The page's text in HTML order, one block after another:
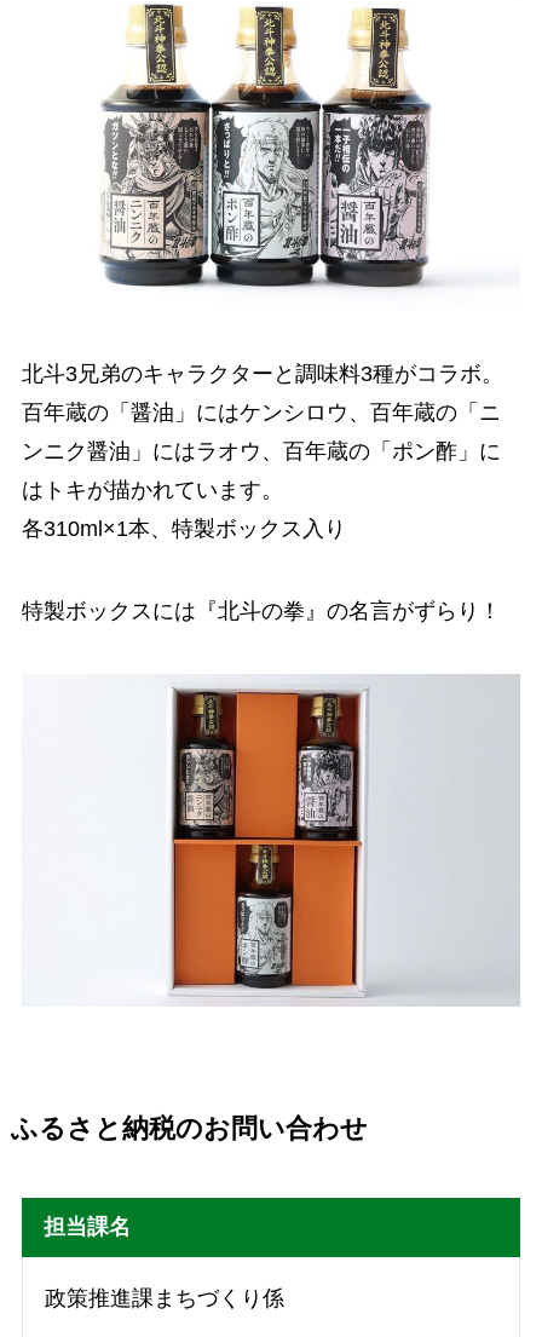
北斗3兄弟のキャラクターと調味料3種がコラボ。
百年蔵の「醤油」にはケンシロウ、百年蔵の「ニ
ンニク醤油」にはラオウ、百年蔵の「ポン酢」に
はトキが描かれています。
各310ml×1本、特製ボックス入り
特製ボックスには『北斗の拳』の名言がずらり！
ふるさと納税のお問い合わせ
担当課名
政策推進課まちづくり係